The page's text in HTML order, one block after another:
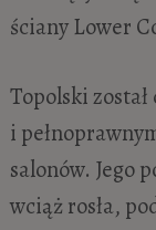
ściany Lower
Topolski
i
salonów. Jego
wciąż rosła,